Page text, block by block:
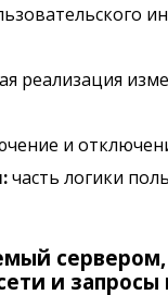
реализация
и
часть логики
и запросы